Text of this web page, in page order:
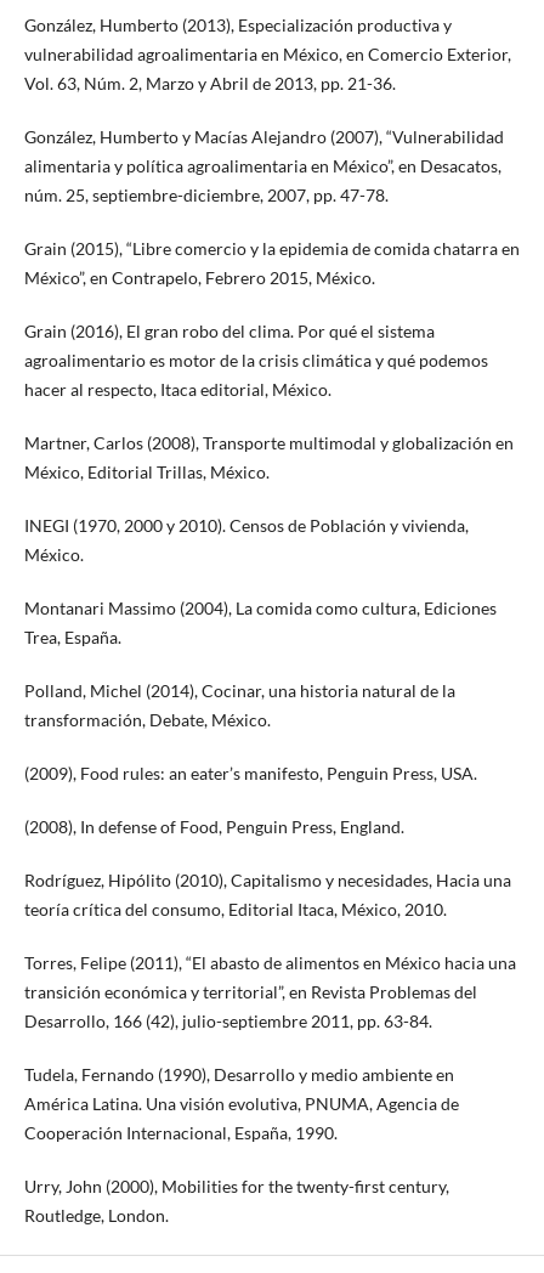
González, Humberto (2013), Especialización productiva y
vulnerabilidad agroalimentaria en México, en Comercio Exterior,
Vol. 63, Núm. 2, Marzo y Abril de 2013, pp. 21-36.
González, Humberto y Macías Alejandro (2007), “Vulnerabilidad
alimentaria y política agroalimentaria en México”, en Desacatos,
núm. 25, septiembre-diciembre, 2007, pp. 47-78.
Grain (2015), “Libre comercio y la epidemia de comida chatarra en
México”, en Contrapelo, Febrero 2015, México.
Grain (2016), El gran robo del clima. Por qué el sistema
agroalimentario es motor de la crisis climática y qué podemos
hacer al respecto, Itaca editorial, México.
Martner, Carlos (2008), Transporte multimodal y globalización en
México, Editorial Trillas, México.
INEGI (1970, 2000 y 2010). Censos de Población y vivienda,
México.
Montanari Massimo (2004), La comida como cultura, Ediciones
Trea, España.
Polland, Michel (2014), Cocinar, una historia natural de la
transformación, Debate, México.
(2009), Food rules: an eater’s manifesto, Penguin Press, USA.
(2008), In defense of Food, Penguin Press, England.
Rodríguez, Hipólito (2010), Capitalismo y necesidades, Hacia una
teoría crítica del consumo, Editorial Itaca, México, 2010.
Torres, Felipe (2011), “El abasto de alimentos en México hacia una
transición económica y territorial”, en Revista Problemas del
Desarrollo, 166 (42), julio-septiembre 2011, pp. 63-84.
Tudela, Fernando (1990), Desarrollo y medio ambiente en
América Latina. Una visión evolutiva, PNUMA, Agencia de
Cooperación Internacional, España, 1990.
Urry, John (2000), Mobilities for the twenty-first century,
Routledge, London.